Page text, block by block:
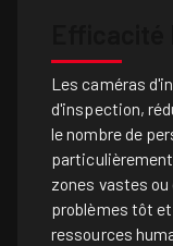
Les caméras
d'inspection,
le nombre de
zones vastes
problèmes tôt
ressources